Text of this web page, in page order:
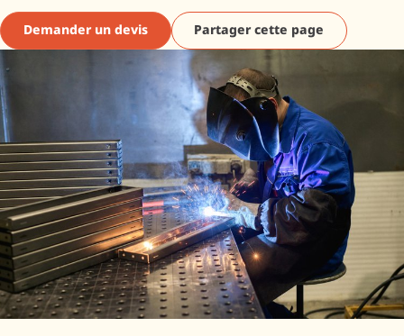
Demander un devis Partager cette page